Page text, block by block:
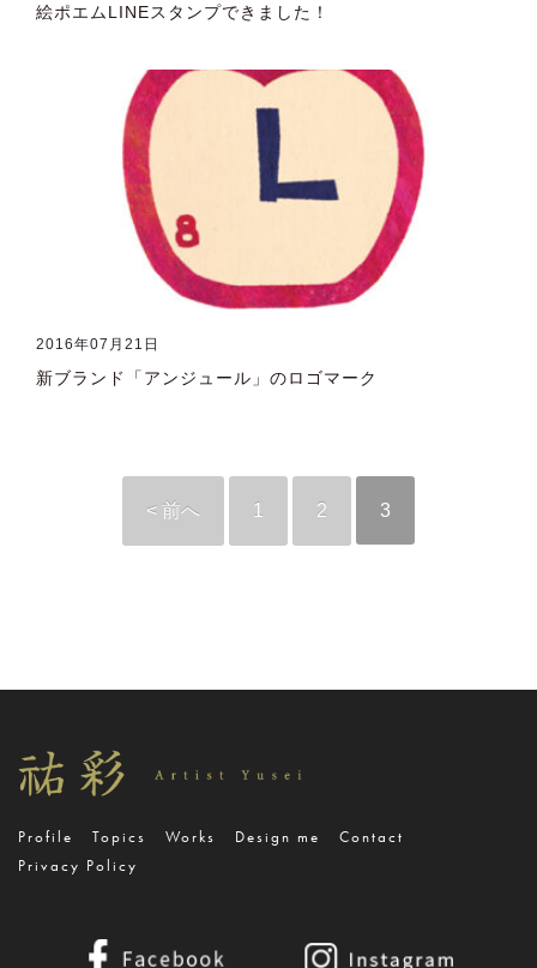
絵ポエムLINEスタンプできました！
2016年07月21日
新ブランド「アンジュール」のロゴマーク
< 前へ 1 2 3
Profile Topics Works Design me
Contact
Privacy Policy